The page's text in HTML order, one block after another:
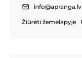
info@apranga.lv
Žiūrėti žemėlapyje